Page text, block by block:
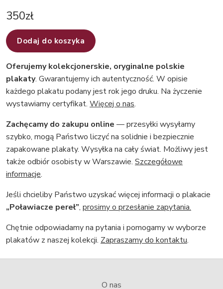
350zł
Dodaj do koszyka
Oferujemy kolekcjonerskie, oryginalne polskie
plakaty. Gwarantujemy ich autentyczność. W opisie
każdego plakatu podany jest rok jego druku. Na życzenie
wystawiamy certyfikat. Więcej o nas.
Zachęcamy do zakupu online — przesyłki wysyłamy
szybko, mogą Państwo liczyć na solidnie i bezpiecznie
zapakowane plakaty. Wysyłka na cały świat. Możliwy jest
także odbiór osobisty w Warszawie. Szczegółowe
informacje.
Jeśli chcieliby Państwo uzyskać więcej informacji o plakacie
„Poławiacze pereł”, prosimy o przesłanie zapytania.
Chętnie odpowiadamy na pytania i pomogamy w wyborze
plakatów z naszej kolekcji. Zapraszamy do kontaktu.
O nas